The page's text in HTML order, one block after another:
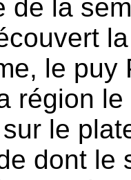
de la
le
région
le
dont le